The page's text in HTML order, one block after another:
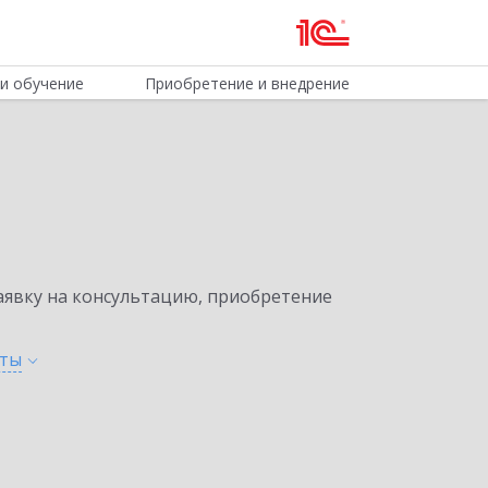
обучение Приобретение и внедрение
на консультацию, приобретение